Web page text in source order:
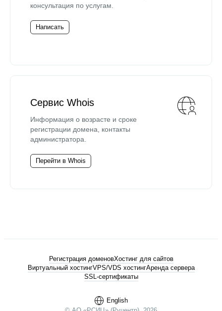
консультация по услугам.
Написать
Сервис Whois
Информация о возрасте и сроке
регистрации домена, контакты
администратора.
Перейти в Whois
English
Регистрация доменовХостинг для сайтов
Виртуальный хостингVPS/VDS хостингАренда сервера
SSL-сертификаты